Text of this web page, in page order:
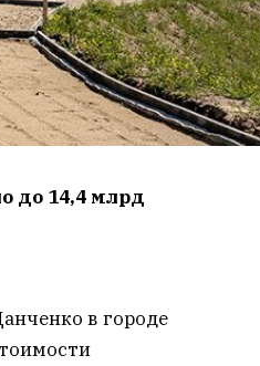
до 14,4 млрд
в городе